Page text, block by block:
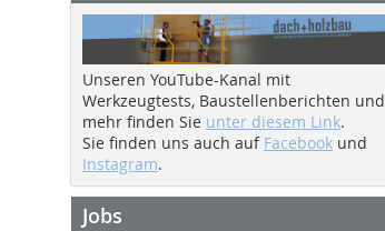
Unseren YouTube-Kanal mit
Werkzeugtests, Baustellenberichten und
mehr finden Sie unter diesem Link.
Sie finden uns auch auf Facebook und
Instagram.
Jobs